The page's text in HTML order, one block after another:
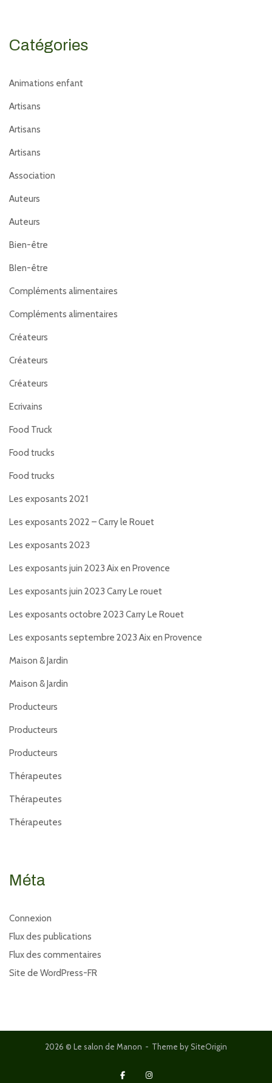
Catégories
Animations enfant
Artisans
Artisans
Artisans
Association
Auteurs
Auteurs
Bien-être
BIen-être
Compléments alimentaires
Compléments alimentaires
Créateurs
Créateurs
Créateurs
Ecrivains
Food Truck
Food trucks
Food trucks
Les exposants 2021
Les exposants 2022 – Carry le Rouet
Les exposants 2023
Les exposants juin 2023 Aix en Provence
Les exposants juin 2023 Carry Le rouet
Les exposants octobre 2023 Carry Le Rouet
Les exposants septembre 2023 Aix en Provence
Maison & Jardin
Maison & Jardin
Producteurs
Producteurs
Producteurs
Thérapeutes
Thérapeutes
Thérapeutes
Méta
Connexion
Flux des publications
Flux des commentaires
Site de WordPress-FR
2026 © Le salon de Manon Theme bySiteOrigin